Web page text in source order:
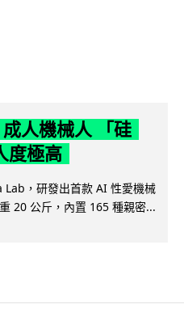
人機械人 「硅
度極高
，研發出首款 AI 性愛機械
20 公斤，內置 165 種親密...